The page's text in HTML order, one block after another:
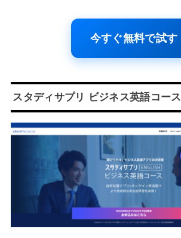
今すぐ無料で試す
スタディサプリ ビジネス英語コース